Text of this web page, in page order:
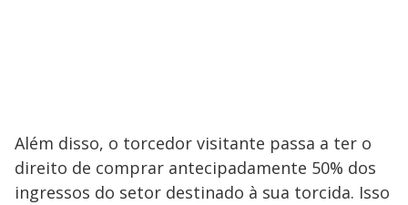
Além disso, o torcedor visitante passa a ter o
direito de comprar antecipadamente 50% dos
ingressos do setor destinado à sua torcida. Isso